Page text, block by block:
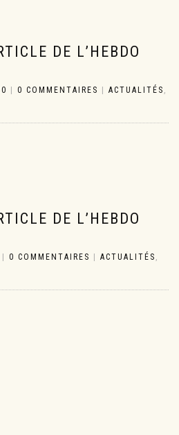
DE L’HEBDO
0 COMMENTAIRES ACTUALITÉS ,
DE L’HEBDO
0 COMMENTAIRES ACTUALITÉS ,